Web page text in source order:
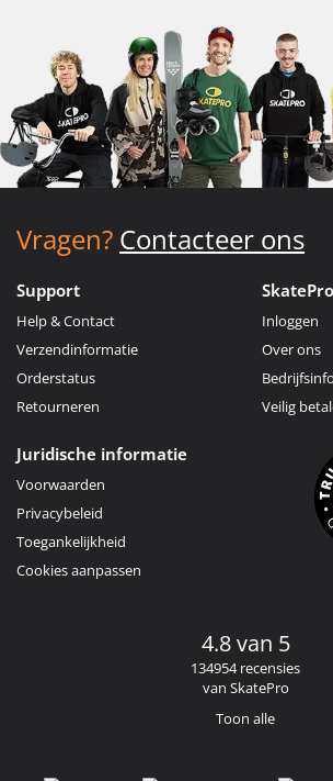
Vragen? Contacteer ons
Support
Help & Contact
Verzendinformatie
Orderstatus
Retourneren
SkatePro
Inloggen
Over ons
Veilig
Juridische informatie
Voorwaarden
Privacybeleid
Toegankelijkheid
Cookies aanpassen
4.8 van 5
134954 recensies
van SkatePro
Toon alle